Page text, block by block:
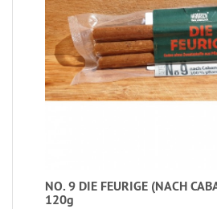
NO. 9 DIE FEURIGE (NACH
120g